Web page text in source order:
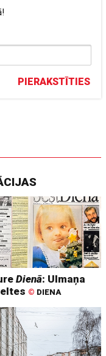
PIERAKSTĪTIES
Dienā: Ulmaņa
© DIENA